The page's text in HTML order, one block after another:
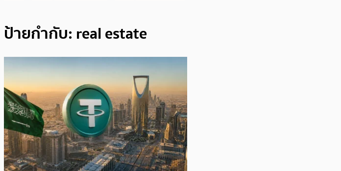
ป้ายกำกับ: real estate